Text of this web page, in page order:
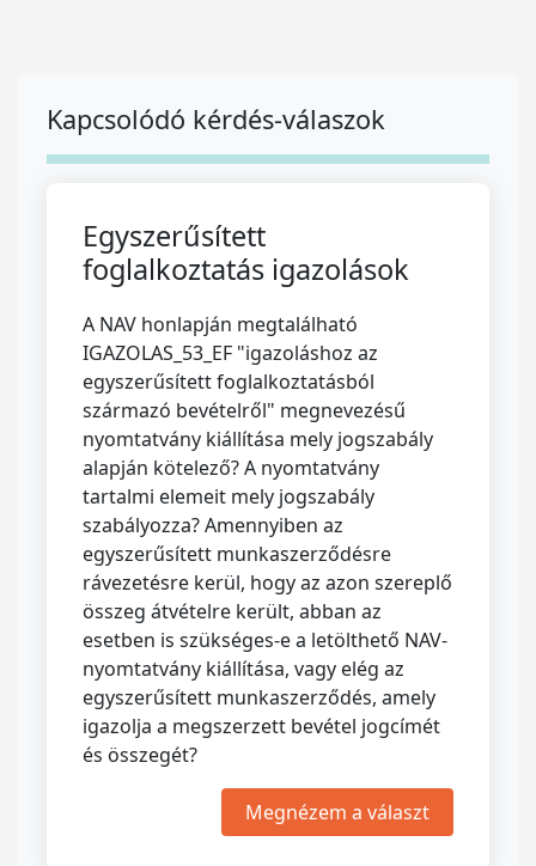
Kapcsolódó kérdés-válaszok
Egyszerűsített
foglalkoztatás igazolások
A NAV honlapján megtalálható
IGAZOLAS_53_EF "igazoláshoz az
egyszerűsített foglalkoztatásból
származó bevételről" megnevezésű
nyomtatvány kiállítása mely jogszabály
alapján kötelező? A nyomtatvány
tartalmi elemeit mely jogszabály
szabályozza? Amennyiben az
egyszerűsített munkaszerződésre
rávezetésre kerül, hogy az azon szereplő
összeg átvételre került, abban az
esetben is szükséges-e a letölthető NAV-
nyomtatvány kiállítása, vagy elég az
egyszerűsített munkaszerződés, amely
igazolja a megszerzett bevétel jogcímét
és összegét?
Megnézem a választ